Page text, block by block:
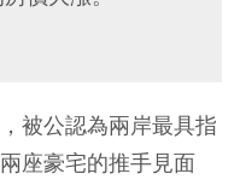
被公認為兩岸最具指
座豪宅的推手見面